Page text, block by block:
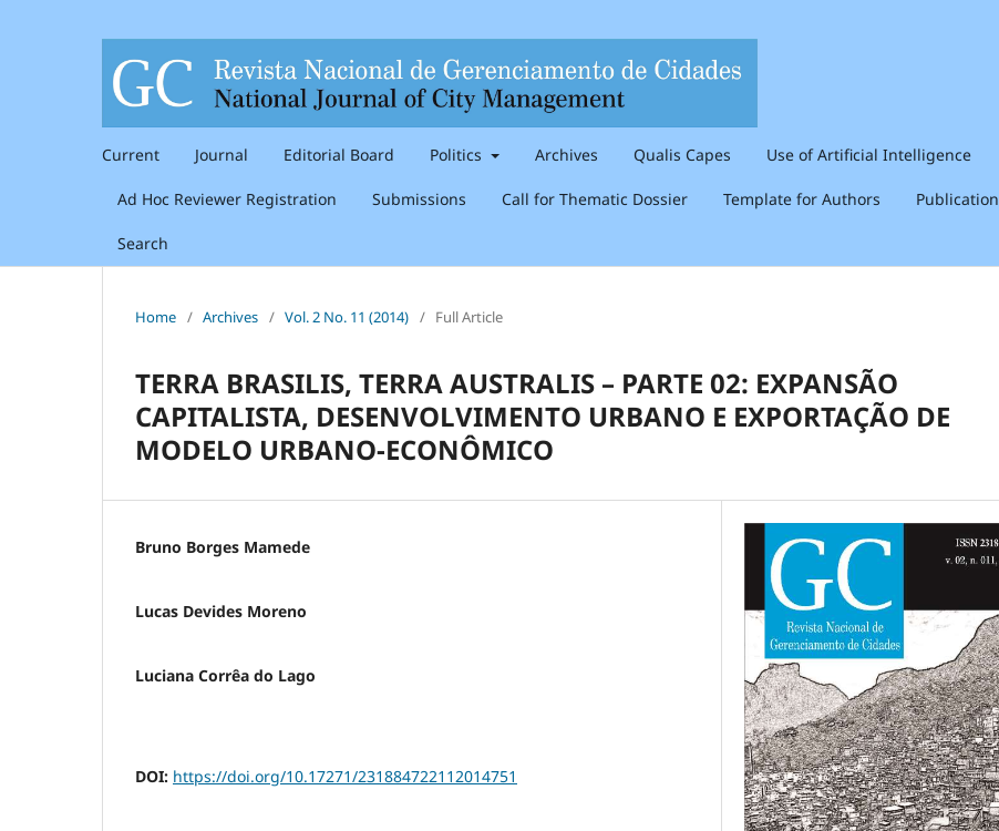
Current Journal Editorial Board Politics Archives Qualis Capes Use of Artificial Intelligence
Ad Hoc Reviewer Registration Submissions Call for Thematic Dossier Template for Authors Publication
Search
Home / Archives / Vol. 2 No. 11 (2014) / Full Article
TERRA BRASILIS, TERRA AUSTRALIS – PARTE 02: EXPANSÃO
CAPITALISTA, DESENVOLVIMENTO URBANO E EXPORTAÇÃO DE
MODELO URBANO-ECONÔMICO
Bruno Borges Mamede
Lucas Devides Moreno
Luciana Corrêa do Lago
DOI: https://doi.org/10.17271/231884722112014751